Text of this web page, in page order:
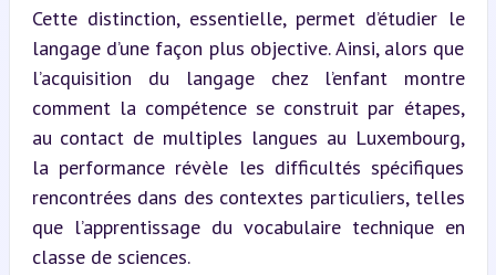
Cette distinction, essentielle, permet d’étudier le
langage d’une façon plus objective. Ainsi, alors que
l’acquisition du langage chez l’enfant montre
comment la compétence se construit par étapes,
au contact de multiples langues au Luxembourg,
la performance révèle les difficultés spécifiques
rencontrées dans des contextes particuliers, telles
que l’apprentissage du vocabulaire technique en
classe de sciences.